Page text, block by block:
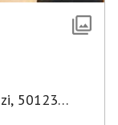
50123